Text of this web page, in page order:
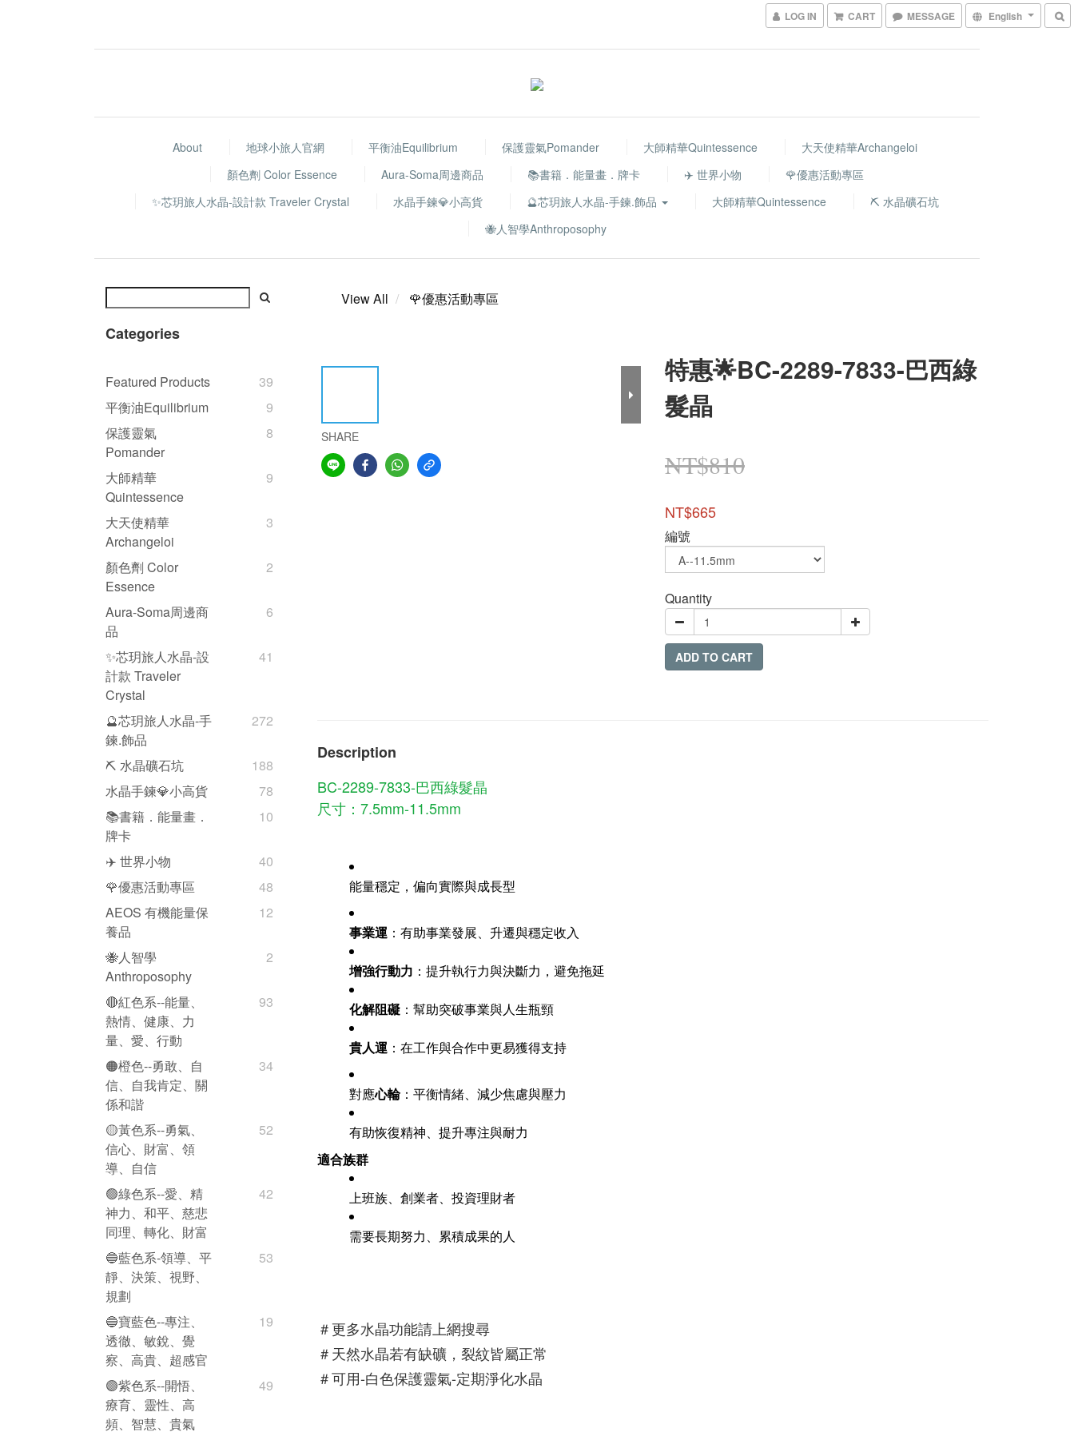
LOG IN CART MESSAGE English
About 地球小旅人官網 平衡油Equilibrium 保護靈氣Pomander 大師精華Quintessence
大天使精華Archangeloi
顏色劑 Color Essence
Aura-Soma周邊商品 📚書籍．能量畫．牌卡 ✈️ 世界小物
🌹優惠活動專區
✨芯玥旅人水晶-設計款 Traveler Crystal
水晶手鍊💎小高貨 🔮芯玥旅人水晶-手鍊.飾品 大師精華Quintessence
⛏️ 水晶礦石坑
🐝人智學Anthroposophy
Categories
Featured Products
39
平衡油Equilibrium
9
保護靈氣
Pomander
8
大師精華
Quintessence
9
大天使精華
Archangeloi
3
顏色劑 Color
Essence
2
Aura-Soma周邊商
品
6
✨芯玥旅人水晶-設
計款 Traveler
Crystal
41
🔮芯玥旅人水晶-手
鍊.飾品
272
⛏️ 水晶礦石坑
188
水晶手鍊💎小高貨
78
📚書籍．能量畫．
牌卡
10
✈️ 世界小物
40
🌹優惠活動專區
48
AEOS 有機能量保
養品
12
🐝人智學
Anthroposophy
2
🔴紅色系--能量、
熱情、健康、力
量、愛、行動
93
🟠橙色--勇敢、自
信、自我肯定、關
係和諧
34
🟡黃色系--勇氣、
信心、財富、領
導、自信
52
🟢綠色系--愛、精
神力、和平、慈悲
同理、轉化、財富
42
🔵藍色系-領導、平
靜、決策、視野、
規劃
53
🔵寶藍色--專注、
透徹、敏銳、覺
察、高貴、超感官
19
🟣紫色系--開悟、
療育、靈性、高
頻、智慧、貴氣
49
View All 🌹優惠活動專區
SHARE
特惠🌟BC-2289-7833-巴西綠
髮晶
NT$810
NT$665
編號
Quantity
ADD TO CART
Description
BC-2289-7833-巴西綠髮晶
尺寸：7.5mm-11.5mm
能量穩定，偏向實際與成長型
事業運 ：有助事業發展、升遷與穩定收入
增強行動力 ：提升執行力與決斷力，避免拖延
化解阻礙 ：幫助突破事業與人生瓶頸
貴人運 ：在工作與合作中更易獲得支持
對應心輪：平衡情緒、減少焦慮與壓力
有助恢復精神、提升專注與耐力
適合族群
上班族、創業者、投資理財者
需要長期努力、累積成果的人
＃更多水晶功能請上網搜尋
＃天然水晶若有缺礦，裂紋皆屬正常
＃可用-白色保護靈氣-定期淨化水晶